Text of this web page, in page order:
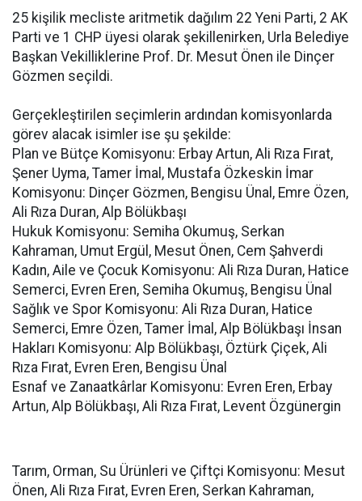
25 kişilik mecliste aritmetik dağılım 22 Yeni Parti, 2 AK
Parti ve 1 CHP üyesi olarak şekillenirken, Urla Belediye
Başkan Vekilliklerine Prof. Dr. Mesut Önen ile Dinçer
Gözmen seçildi.
Gerçekleştirilen seçimlerin ardından komisyonlarda
görev alacak isimler ise şu şekilde:
Plan ve Bütçe Komisyonu: Erbay Artun, Ali Rıza Fırat,
Şener Uyma, Tamer İmal, Mustafa Özkeskin İmar
Komisyonu: Dinçer Gözmen, Bengisu Ünal, Emre Özen,
Ali Rıza Duran, Alp Bölükbaşı
Hukuk Komisyonu: Semiha Okumuş, Serkan
Kahraman, Umut Ergül, Mesut Önen, Cem Şahverdi
Kadın, Aile ve Çocuk Komisyonu: Ali Rıza Duran, Hatice
Semerci, Evren Eren, Semiha Okumuş, Bengisu Ünal
Sağlık ve Spor Komisyonu: Ali Rıza Duran, Hatice
Semerci, Emre Özen, Tamer İmal, Alp Bölükbaşı İnsan
Hakları Komisyonu: Alp Bölükbaşı, Öztürk Çiçek, Ali
Rıza Fırat, Evren Eren, Bengisu Ünal
Esnaf ve Zanaatkârlar Komisyonu: Evren Eren, Erbay
Artun, Alp Bölükbaşı, Ali Rıza Fırat, Levent Özgünergin
Tarım, Orman, Su Ürünleri ve Çiftçi Komisyonu: Mesut
Önen, Ali Rıza Fırat, Evren Eren, Serkan Kahraman,